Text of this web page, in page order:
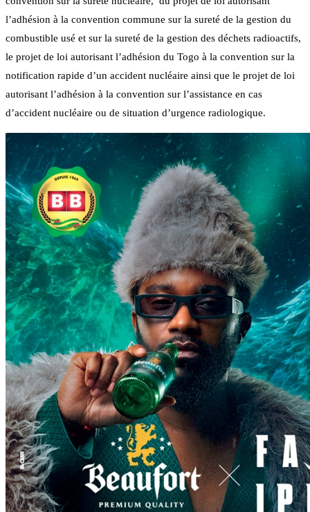
l’adhésion à la convention commune sur la sureté de la gestion du
combustible usé et sur la sureté de la gestion des déchets radioactifs,
le projet de loi autorisant l’adhésion du Togo à la convention sur la
notification rapide d’un accident nucléaire ainsi que le projet de loi
autorisant l’adhésion à la convention sur l’assistance en cas
d’accident nucléaire ou de situation d’urgence radiologique.